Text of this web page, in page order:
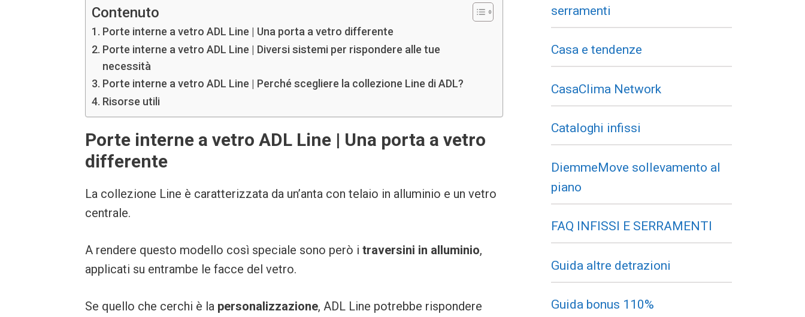
Contenuto
Porte interne a vetro ADL Line | Una porta a vetro differente
Porte interne a vetro ADL Line | Diversi sistemi per rispondere alle tue
necessità
Porte interne a vetro ADL Line | Perché scegliere la collezione Line di ADL?
Risorse utili
Porte interne a vetro ADL Line | Una porta a vetro
differente
La collezione Line è caratterizzata da un’anta con telaio in alluminio e un vetro
centrale.
A rendere questo modello così speciale sono però i traversini in alluminio,
applicati su entrambe le facce del vetro.
Se quello che cerchi è la personalizzazione, ADL Line potrebbe rispondere
serramenti
Casa e tendenze
CasaClima Network
Cataloghi infissi
DiemmeMove sollevamento al
piano
FAQ INFISSI E SERRAMENTI
Guida altre detrazioni
Guida bonus 110%